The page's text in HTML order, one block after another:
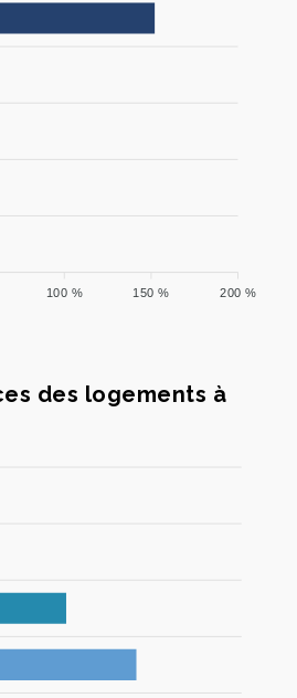
200 %
150 %
100 %
des logements à